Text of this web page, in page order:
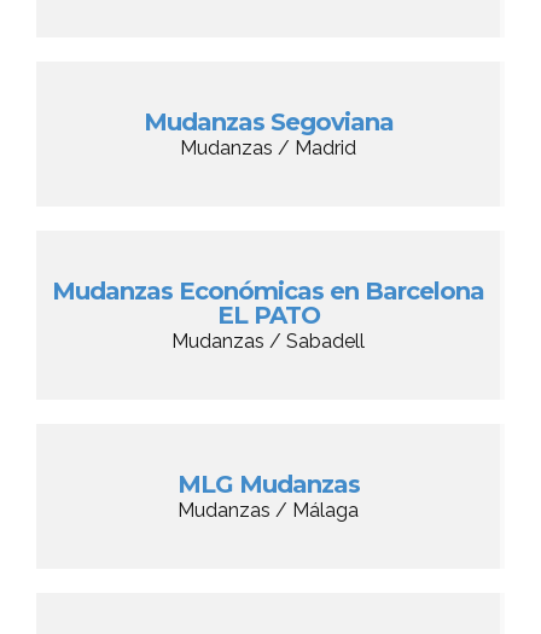
Mudanzas Segoviana
Mudanzas / Madrid
Mudanzas Económicas en Barcelona
EL PATO
Mudanzas / Sabadell
MLG Mudanzas
Mudanzas / Málaga